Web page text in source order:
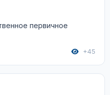
первичное
+45